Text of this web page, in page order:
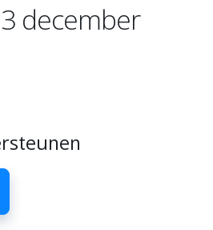
december